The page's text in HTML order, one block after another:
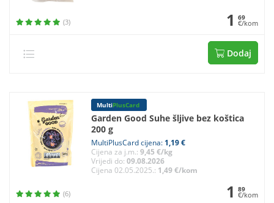
(3) 1 69
€/kom
Dodaj
MultiPlusCard
Garden Good Suhe šljive bez koštica
200 g
MultiPlusCard cijena: 1,19 €
Cijena za j.m.: 9,45 €/kg
Vrijedi do: 09.08.2026
Cijena 02.05.2025.: 1,49 €/kom
(6) 1 89
€/kom